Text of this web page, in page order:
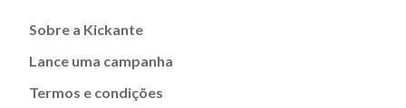
Sobre a Kickante
Lance uma campanha
Termos e condições